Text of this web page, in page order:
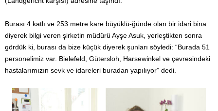
Burası 4 katlı ve 253 metre kare büyüklü-ğünde olan bir idari bina
diyerek bilgi veren şirketin müdürü Ayşe Asuk, yerleştikten sonra
gördük ki, burası da bize küçük diyerek şunları söyledi: “Burada 51
personelimiz var. Bielefeld, Gütersloh, Harsewinkel ve çevresindeki
hastalarımızın sevk ve idareleri buradan yapılıyor” dedi.